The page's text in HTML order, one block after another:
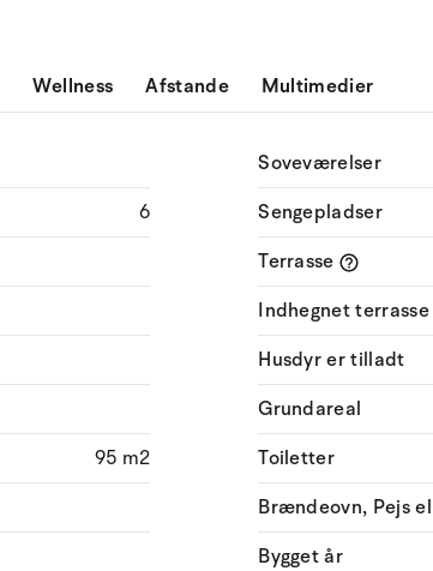
Wellness Afstande Multimedier
6
95 m2
Soveværelser
Sengepladser
Terrasse
Indhegnet terrasse
Husdyr er tilladt
Grundareal
Toiletter
Brændeovn, Pejs
Bygget år